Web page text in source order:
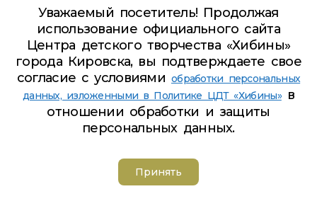
Карта сайта
Обратная связь
Гостевая книга
Турбаза ЦДТ «ХИБИНЫ»
Телефон Ленина 5: 5-44-85
Телефон Ленина 9а:4-84-99
Телефон Советская 8:
Адрес электронной почты: inbox@cdt-khibiny.ru
Уважаемый посетитель! Продолжая
использование официального сайта
Центра детского творчества «Хибины»
города Кировска, вы подтверждаете свое
согласие с условиями обработки персональных
данных, изложенными в Политике ЦДТ «Хибины»в
отношении обработки и защиты
персональных данных.
Принять